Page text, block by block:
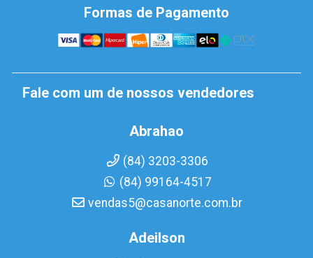
Formas de Pagamento
Fale com um de nossos vendedores
Abrahao
(84) 3203-3306
(84) 99164-4517
vendas5@casanorte.com.br
Adeilson